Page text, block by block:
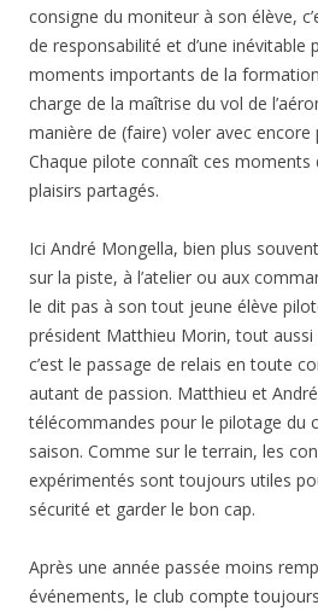
consigne du moniteur à son élève,
de responsabilité et d’une inévitable
moments importants de la
charge de la maîtrise du vol de
manière de (faire) voler avec encore
Chaque pilote connaît ces moments
plaisirs partagés.
Ici André Mongella, bien plus
sur la piste, à l’atelier ou aux
le dit pas à son tout jeune élève
président Matthieu Morin, tout aussi
c’est le passage de relais en toute
autant de passion. Matthieu et
télécommandes pour le pilotage du
saison. Comme sur le terrain, les
expérimentés sont toujours utiles
sécurité et garder le bon cap.
Après une année passée moins
événements, le club compte